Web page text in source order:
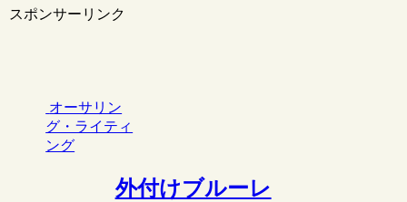
スポンサーリンク
オーサリン
グ・ライティ
ング
外付けブルーレ